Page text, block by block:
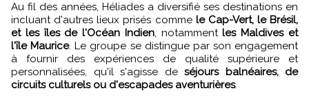
Au fil des années, Héliades a diversifié ses destinations en
incluant d'autres lieux prisés commele Cap-Vert, le Brésil,
et les îles de l'Océan Indien, notammentles Maldives et
l'île Maurice. Le groupe se distingue par son engagement
à fournir des expériences de qualité supérieure et
personnalisées, qu'il s'agisse de séjours balnéaires, de
circuits culturels ou d'escapades aventurières.